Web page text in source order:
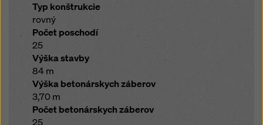
Typ konštrukcie
rovný
Počet poschodí
25
Výška stavby
84 m
Výška betonárskych záberov
3,70 m
Počet betonárskych záberov
25